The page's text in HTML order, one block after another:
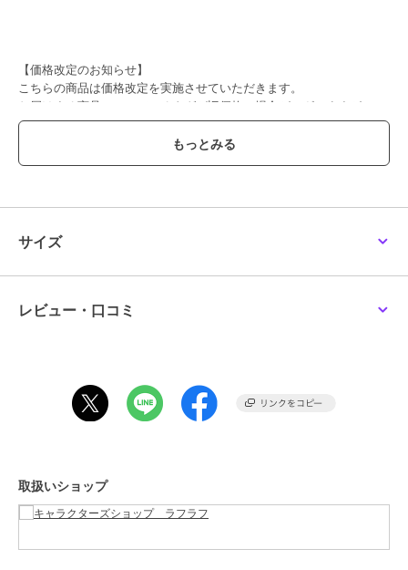
【価格改定のお知らせ】
こちらの商品は価格改定を実施させていただきます。
お届けする商品についているタグが旧価格の場合がございますが
現在表示されているサイト表示価格が正しい販売価格です｡
予めご了承いただきますよう､お願い申し上げます｡
ブランド
商品カテゴリ すべてのバッグ・袋類 ／ バッ
グ・袋類
すべてのバッグ・袋類
サイズ
レビュー・口コミ
取扱いショップ